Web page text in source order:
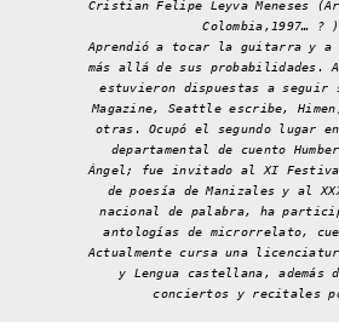
Cristian Felipe Leyva Meneses
Colombia,1997… ? )
Aprendió a tocar la guitarra y a
más allá de sus probabilidades.
estuvieron dispuestas a seguir
Magazine, Seattle escribe,
otras. Ocupó el segundo lugar
departamental de cuento
Ángel; fue invitado al XI
de poesía de Manizales y al
nacional de palabra, ha
antologías de microrrelato,
Actualmente cursa una
y Lengua castellana, además
conciertos y recitales